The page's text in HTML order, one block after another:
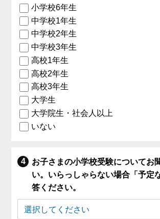
小学校6年生
中学校1年生
中学校2年生
中学校3年生
高校1年生
高校2年生
高校3年生
大学生
大学院生・社会人以上
いない
お子さまの小学校受験についてお
い。いらっしゃらない場合「予定
答ください。